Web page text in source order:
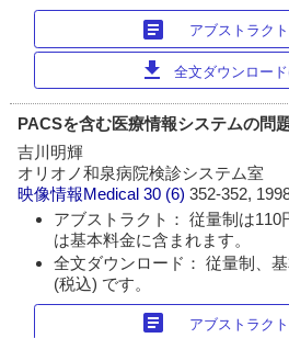
article アブストラク
download 全文ダウンロー
PACSを含む医療情報システムの問
吉川明輝
オリオノ和泉病院検診システム室
映像情報Medical 30 (6)352-352,
アブストラクト： 従量制は110
は基本料金に含まれます。
全文ダウンロード： 従量制、
(税込) です。
article アブストラク